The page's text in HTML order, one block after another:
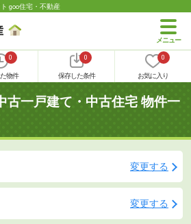
goo住宅・不動産
0
物件
0
保存した条件
0
お気に入り
古一戸建て・中古住宅 物件一
変更する
変更する